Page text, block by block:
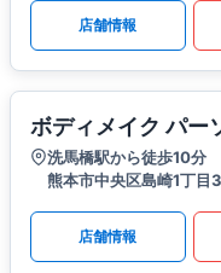
店舗情報
ボディメイク パー
洗馬橋駅から徒歩10分
熊本市中央区島崎1丁目
店舗情報